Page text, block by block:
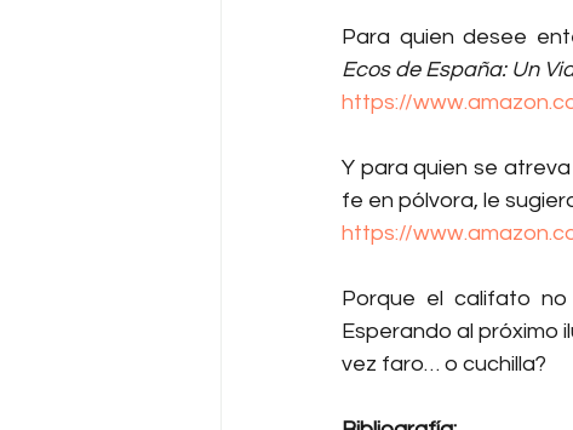
Ecos de España: Un
https://
Y para quien se
fe en pólvora, le
https://
Porque el califato
Esperando al próximo
vez faro… o cuchilla?